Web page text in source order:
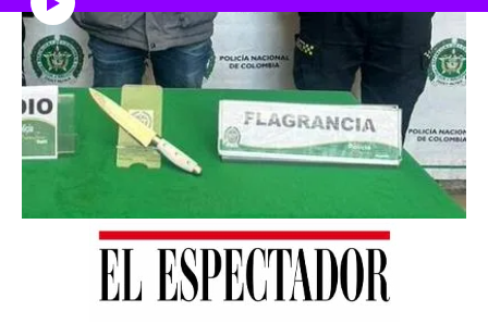
Únete a nuestro canal en WhatsApp
Las noticias más importantes, al instante